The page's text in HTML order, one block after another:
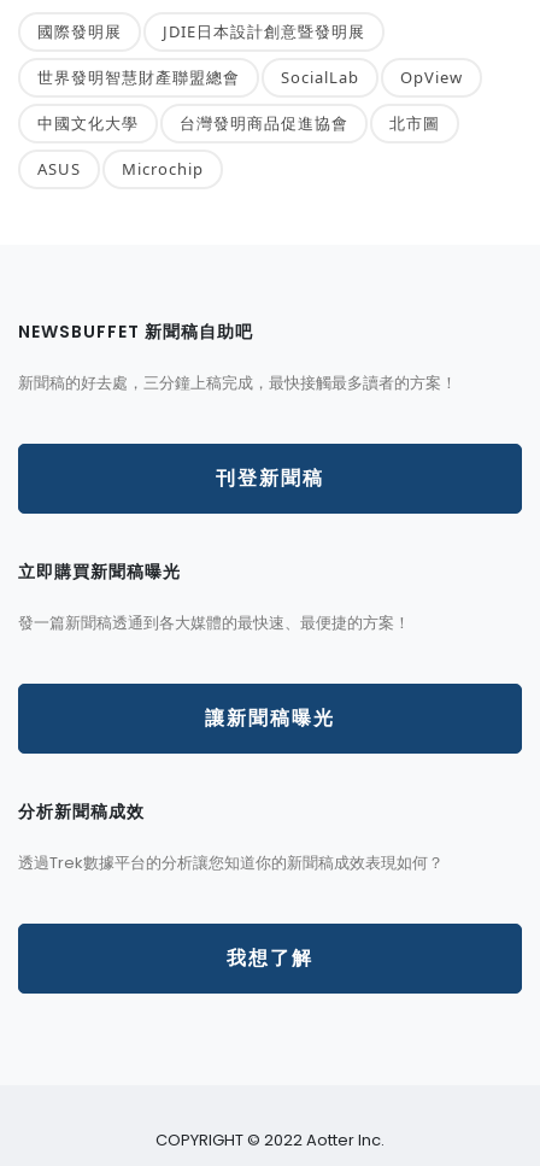
國際發明展 JDIE日本設計創意暨發明展
世界發明智慧財產聯盟總會 SocialLab OpView
中國文化大學 台灣發明商品促進協會 北市圖
ASUS Microchip
NEWSBUFFET 新聞稿自助吧
新聞稿的好去處，三分鐘上稿完成，最快接觸最多讀者的方案！
刊登新聞稿
立即購買新聞稿曝光
發一篇新聞稿透通到各大媒體的最快速、最便捷的方案！
讓新聞稿曝光
分析新聞稿成效
透過Trek數據平台的分析讓您知道你的新聞稿成效表現如何？
我想了解
COPYRIGHT © 2022 Aotter Inc.